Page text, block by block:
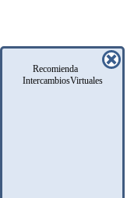
Recomienda
IntercambiosVirtuales